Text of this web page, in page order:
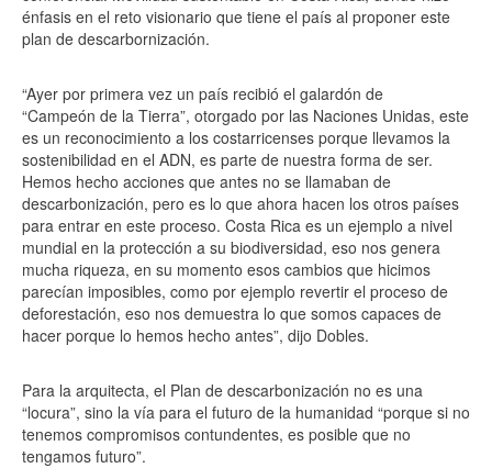
énfasis en el reto visionario que tiene el país al proponer este
plan de descarbornización.
“Ayer por primera vez un país recibió el galardón de
“Campeón de la Tierra”, otorgado por las Naciones Unidas, este
es un reconocimiento a los costarricenses porque llevamos la
sostenibilidad en el ADN, es parte de nuestra forma de ser.
Hemos hecho acciones que antes no se llamaban de
descarbonización, pero es lo que ahora hacen los otros países
para entrar en este proceso. Costa Rica es un ejemplo a nivel
mundial en la protección a su biodiversidad, eso nos genera
mucha riqueza, en su momento esos cambios que hicimos
parecían imposibles, como por ejemplo revertir el proceso de
deforestación, eso nos demuestra lo que somos capaces de
hacer porque lo hemos hecho antes”, dijo Dobles.
Para la arquitecta, el Plan de descarbonización no es una
“locura”, sino la vía para el futuro de la humanidad “porque si no
tenemos compromisos contundentes, es posible que no
tengamos futuro”.